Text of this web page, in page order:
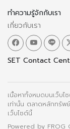
ทำความรู้จักกับเรา
เกี่ยวกับเรา
SET Contact
เนื้อหาทั้งหมดบนเว็บไ
เท่านั้น ตลาดหลักทรัพ
เว็บไซต์นี้
Powered by FROG